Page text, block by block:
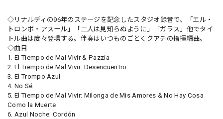
◇リナルディの96年のステージを記念したスタジオ録音で、「エル・
トロンポ・アスール」「二人は見知らぬように」「ガラス」他でタイ
トル曲は度々登場する。伴奏はいつものごとくクアチの指揮編曲。
◇曲目
1. El Tiempo de Mal Vivir & Pazzia
2. El Tiempo de Mal Vivir: Desencuentro
3. El Trompo Azul
4. No Sé
5. El Tiempo de Mal Vivir: Milonga de Mis Amores & No Hay Cosa
Como la Muerte
6. Azul Noche: Cordón